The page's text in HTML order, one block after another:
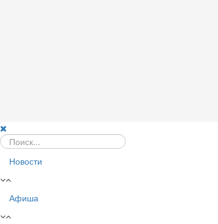
Новости
Афиша